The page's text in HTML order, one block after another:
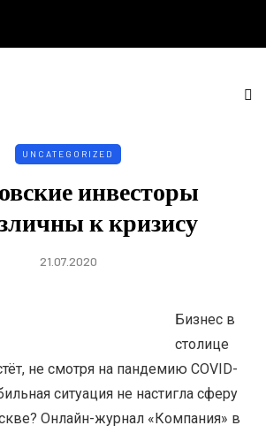
UNCATEGORIZED
инвесторы
к кризису
21.07.2020
Бизнес в
столице
не смотря на пандемию COVID-
ситуация не настигла сферу
Онлайн-журнал «Компания» в